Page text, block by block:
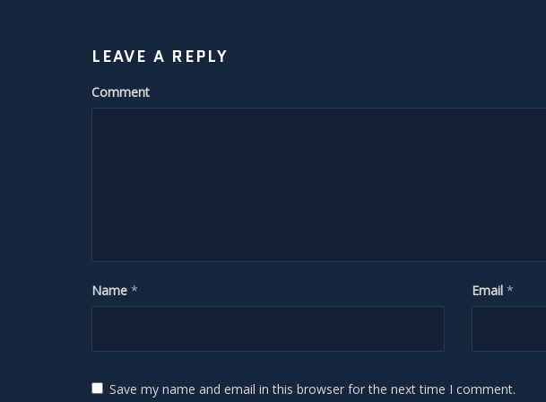
LEAVE A REPLY
Comment
Name * Email *
Save my name and email in this browser for the next time I comment.